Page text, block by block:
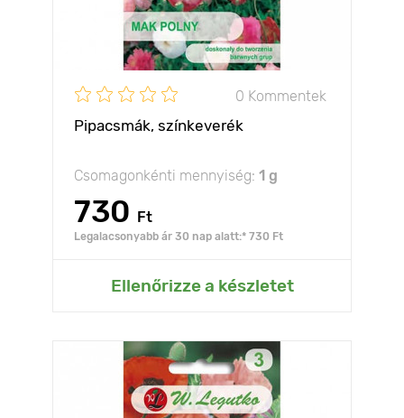
0 Kommentek
Pipacsmák, színkeverék
Csomagonkénti mennyiség: 1 g
730 Ft
Legalacsonyabb ár 30 nap alatt:* 730 Ft
Ellenőrizze a készletet